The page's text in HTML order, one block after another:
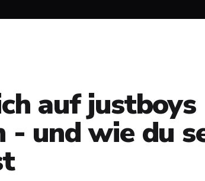
auf justboys
- und wie du